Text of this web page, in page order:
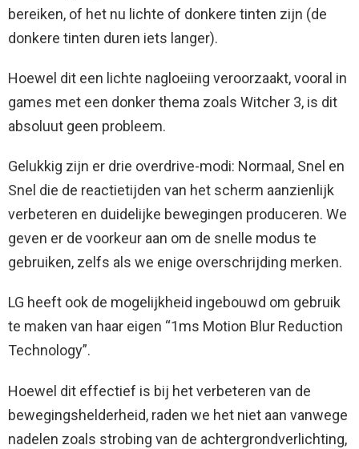
bereiken, of het nu lichte of donkere tinten zijn (de
donkere tinten duren iets langer).
Hoewel dit een lichte nagloeiing veroorzaakt, vooral in
games met een donker thema zoals Witcher 3, is dit
absoluut geen probleem.
Gelukkig zijn er drie overdrive-modi: Normaal, Snel en
Snel die de reactietijden van het scherm aanzienlijk
verbeteren en duidelijke bewegingen produceren. We
geven er de voorkeur aan om de snelle modus te
gebruiken, zelfs als we enige overschrijding merken.
LG heeft ook de mogelijkheid ingebouwd om gebruik
te maken van haar eigen “1ms Motion Blur Reduction
Technology”.
Hoewel dit effectief is bij het verbeteren van de
bewegingshelderheid, raden we het niet aan vanwege
nadelen zoals strobing van de achtergrondverlichting,